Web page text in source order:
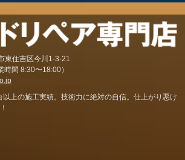
東住吉区今川1-3-21
時間 8:30〜18:00）
上の施工実績。技術力に絶対の自信。仕上がり悪け